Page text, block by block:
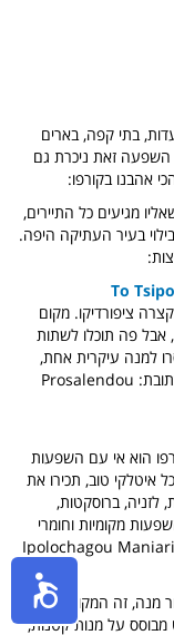
בתי קפה, בארים
השפעה זאת ניכרת גם
אהבנו בקורפו:
מגיעים כל התיירים,
בעיר העתיקה היפה.
To
ציפורדיקו. מקום
אבל פה תוכלו לשתות
למנה עיקרית אחת,
קחו כמה מנות קטנות ותחלקו - הכל פשוט טעים. כתובת: Prosalendou
הוא אי עם השפעות
איטלקי טוב, תכירו את
לזניה, ברוסקטות,
מקומיות וחומרי
מנה, זה המקום
על מנות קטנות,